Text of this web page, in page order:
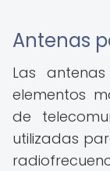
Antenas
Las
elementos
de
utilizadas